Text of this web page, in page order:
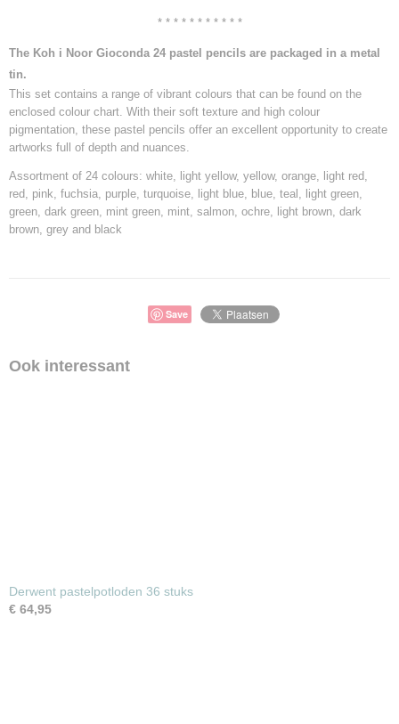
* * * * * * * * * * *
The Koh i Noor Gioconda 24 pastel pencils are packaged in a metal
tin.
This set contains a range of vibrant colours that can be found on the
enclosed colour chart. With their soft texture and high colour
pigmentation, these pastel pencils offer an excellent opportunity to create
artworks full of depth and nuances.
Assortment of 24 colours: white, light yellow, yellow, orange, light red,
red, pink, fuchsia, purple, turquoise, light blue, blue, teal, light green,
green, dark green, mint green, mint, salmon, ochre, light brown, dark
brown, grey and black
Save
Ook interessant
Derwent pastelpotloden 36 stuks
€ 64,95